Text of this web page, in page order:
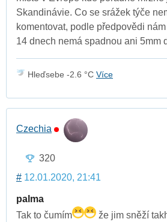
Skandinávie. Co se srážek týče
komentovat, podle předpovědi
14 dnech nemá spadnou ani 5mm
Hleďsebe -2.6 °C Více
Czechia
320
# 12.01.2020, 21:41
palma
Tak to čumím
že jim sněží